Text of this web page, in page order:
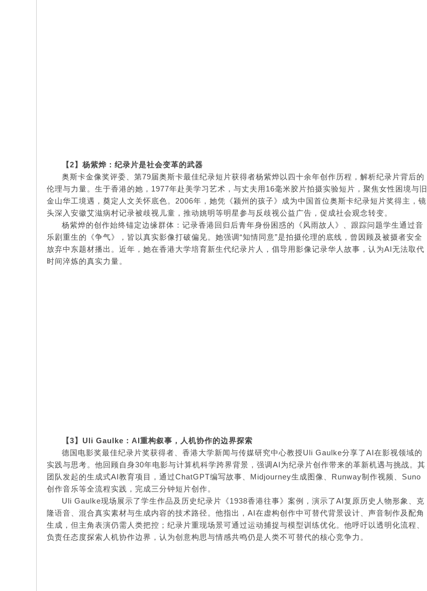
【2】 杨紫烨：纪录片是社会变革的武器
奥斯卡金像奖评委、第79届奥斯卡最佳纪录短片获得者杨紫烨以四十余年创作历程，解析纪录片背后的
伦理与力量。生于香港的她，1977年赴美学习艺术，与丈夫用16毫米胶片拍摄实验短片，聚焦女性困境与旧
金山华工境遇，奠定人文关怀底色。2006年，她凭《颍州的孩子》成为中国首位奥斯卡纪录短片奖得主，镜
头深入安徽艾滋病村记录被歧视儿童，推动姚明等明星参与反歧视公益广告，促成社会观念转变。
杨紫烨的创作始终锚定边缘群体：记录香港回归后青年身份困惑的《风雨故人》、跟踪问题学生通过音
乐剧重生的《争气》，皆以真实影像打破偏见。她强调“知情同意”是拍摄伦理的底线，曾因顾及被摄者安全
放弃中东题材播出。近年，她在香港大学培育新生代纪录片人，倡导用影像记录华人故事，认为AI无法取代
时间淬炼的真实力量。
【3】 Uli Gaulke：AI重构叙事，人机协作的边界探索
德国电影奖最佳纪录片奖获得者、香港大学新闻与传媒研究中心教授Uli Gaulke分享了AI在影视领域的
实践与思考。他回顾自身30年电影与计算机科学跨界背景，强调AI为纪录片创作带来的革新机遇与挑战。其
团队发起的生成式AI教育项目，通过ChatGPT编写故事、Midjourney生成图像、Runway制作视频、Suno
创作音乐等全流程实践，完成三分钟短片创作。
Uli Gaulke现场展示了学生作品及历史纪录片《1938香港往事》案例，演示了AI复原历史人物形象、克
隆语音、混合真实素材与生成内容的技术路径。他指出，AI在虚构创作中可替代背景设计、声音制作及配角
生成，但主角表演仍需人类把控；纪录片重现场景可通过运动捕捉与模型训练优化。他呼吁以透明化流程、
负责任态度探索人机协作边界，认为创意构思与情感共鸣仍是人类不可替代的核心竞争力。